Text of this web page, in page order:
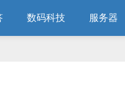
数码科技 服务器